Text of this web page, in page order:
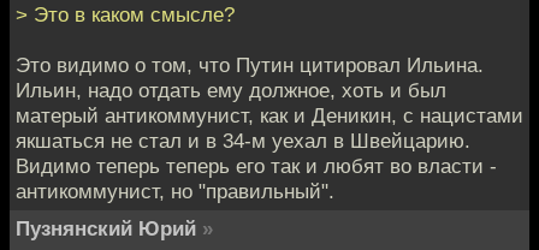
> Это в каком смысле?
Это видимо о том, что Путин цитировал Ильина.
Ильин, надо отдать ему должное, хоть и был
матерый антикоммунист, как и Деникин, с нацистами
якшаться не стал и в 34-м уехал в Швейцарию.
Видимо теперь теперь его так и любят во власти -
антикоммунист, но "правильный".
Пузнянский Юрий »